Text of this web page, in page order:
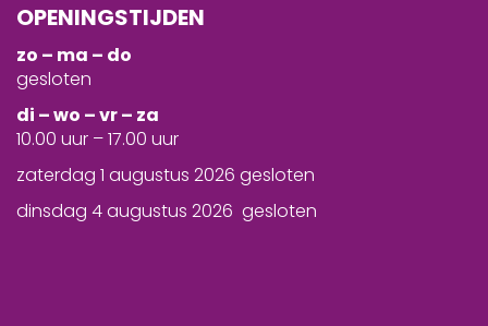
OPENINGSTIJDEN
zo – ma – do
gesloten
di – wo – vr – za
10.00 uur – 17.00 uur
zaterdag 1 augustus 2026 gesloten
dinsdag 4 augustus 2026 gesloten